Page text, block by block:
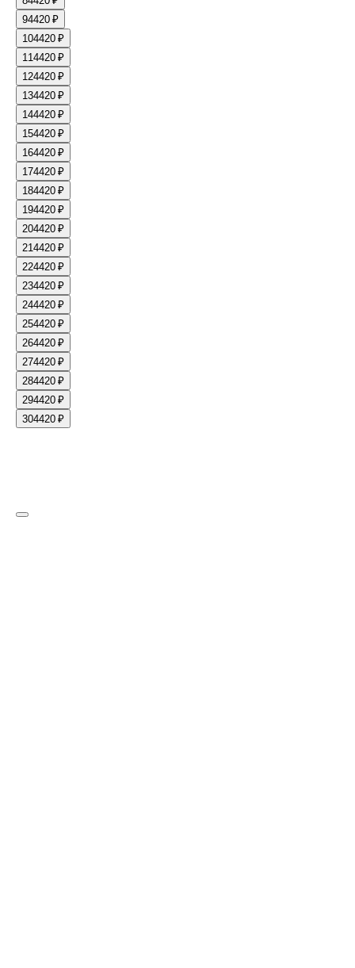
94420 ₽
104420 ₽
114420 ₽
124420 ₽
134420 ₽
144420 ₽
154420 ₽
164420 ₽
174420 ₽
184420 ₽
194420 ₽
204420 ₽
214420 ₽
224420 ₽
234420 ₽
244420 ₽
254420 ₽
264420 ₽
274420 ₽
284420 ₽
294420 ₽
304420 ₽